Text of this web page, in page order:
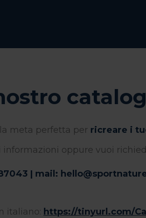
meta perfetta per ricreare i
oppure vuoi
| mail:
italiano: https://tinyurl.com/